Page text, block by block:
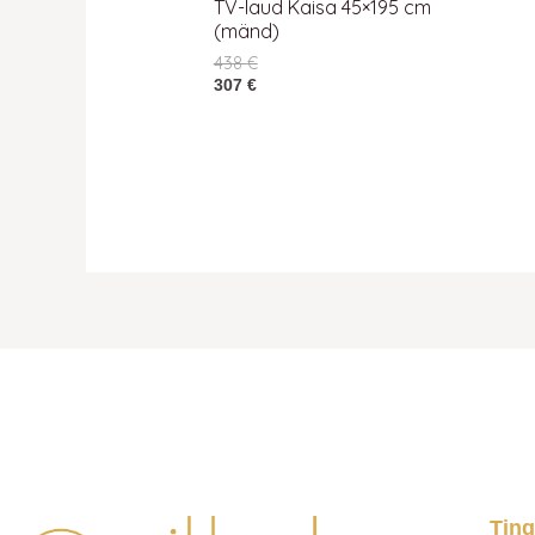
TV-laud Kaisa 45×195 cm
(mänd)
438€
307 €